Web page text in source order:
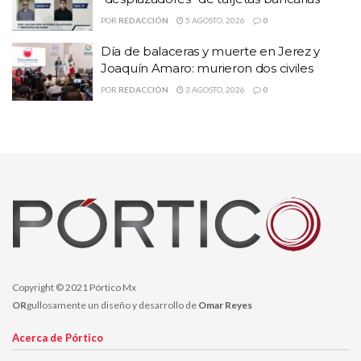
Horas mas tarde La Mesa Estatal de Construcción de Paz y
Seguridad informó la detención de un hombre, quien posiblemente
sea el responsable del ataque.
Temas:
#Ataque armado a comercio en Guadalupe
Un herido en ataque armado en Guadalupe
POR REDACCIÓN 5 AGOSTO, 2026 0
Día de balaceras y muerte en Jerez y
Joaquín Amaro: murieron dos civiles
POR REDACCIÓN 3 AGOSTO, 2026 0
Copyright © 2021 Pórtico Mx
ORgullosamente un diseño y desarrollo de Omar Reyes
Acerca de Pórtico